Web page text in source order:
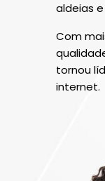
aldeias
Com
tornou
internet.